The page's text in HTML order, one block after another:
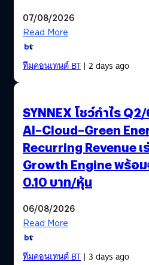
07/08/2026
Read More
ทีมคอนเทนต์ BT| 2 days ago
SYNNEX โชว์กำไร
AI–Cloud–Green
Recurring Revenue เ
Growth Engine พร้อ
0.10 บาท/หุ้น
06/08/2026
Read More
ทีมคอนเทนต์ BT| 3 days ago